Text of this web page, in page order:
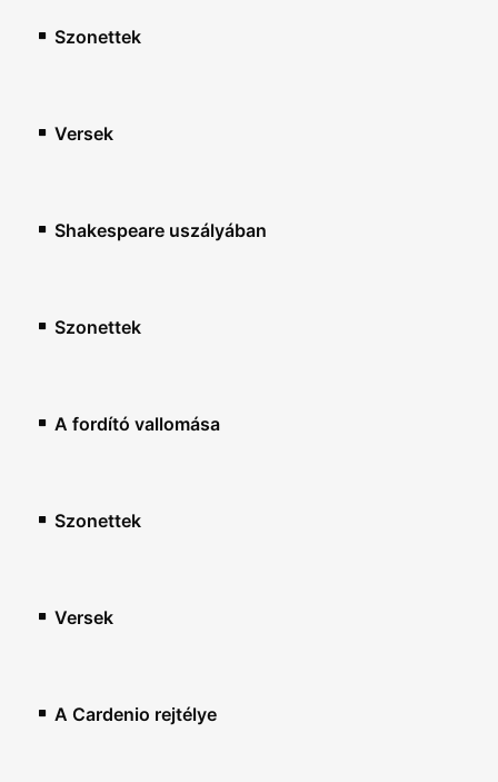
Szonettek
Versek
Shakespeare uszályában
Szonettek
A fordító vallomása
Szonettek
Versek
A Cardenio rejtélye